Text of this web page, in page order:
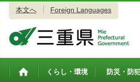
本文へ Foreign Languages
くらし・環境 防災・防